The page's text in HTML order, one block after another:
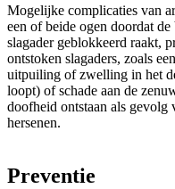
Mogelijke complicaties van
een of beide ogen doordat
slagader geblokkeerd raakt,
ontstoken slagaders, zoals een
uitpuiling of zwelling in het
loopt) of schade aan de
doofheid ontstaan als gevolg
hersenen.
Preventie